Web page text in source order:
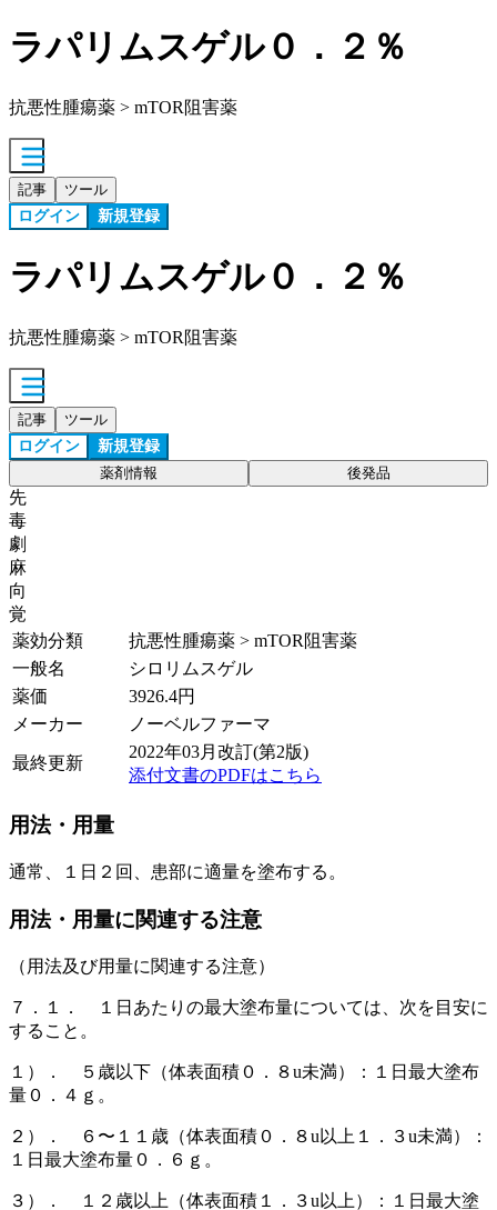
ラパリムスゲル０．２％
抗悪性腫瘍薬 > mTOR阻害薬
記事 ツール
ログイン 新規登録
ラパリムスゲル０．２％
抗悪性腫瘍薬 > mTOR阻害薬
記事 ツール
ログイン 新規登録
薬剤情報 後発品
先
毒
劇
麻
向
覚
薬効分類
抗悪性腫瘍薬 > mTOR阻害薬
一般名
シロリムスゲル
薬価
3926.4円
メーカー
ノーベルファーマ
最終更新
2022年03月改訂(第2版)
添付文書のPDFはこちら
用法・用量
通常、１日２回、患部に適量を塗布する。
用法・用量に関連する注意
（用法及び用量に関連する注意）
７．１． １日あたりの最大塗布量については、次を目安に
すること。
１）． ５歳以下（体表面積０．８u未満）：１日最大塗布
量０．４ｇ。
２）． ６〜１１歳（体表面積０．８u以上１．３u未満）：
１日最大塗布量０．６ｇ。
３）． １２歳以上（体表面積１．３u以上）：１日最大塗